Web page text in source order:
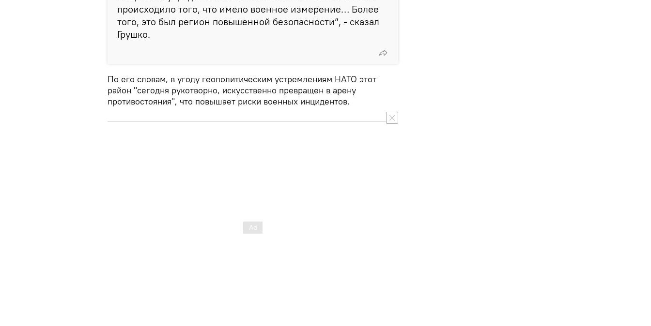
происходило того, что имело военное измерение… Более
того, это был регион повышенной безопасности”, - сказал
Грушко.
По его словам, в угоду геополитическим устремлениям НАТО этот
район "сегодня рукотворно, искусственно превращен в арену
противостояния", что повышает риски военных инцидентов.